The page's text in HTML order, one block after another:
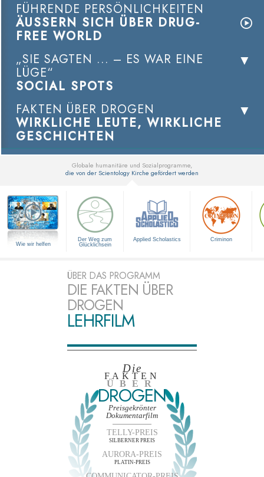
FÜHRENDE PERSÖNLICHKEITEN
ÄUSSERN SICH ÜBER DRUG-
FREE WORLD
„SIE SAGTEN ... – ES WAR EINE
LÜGE“
SOCIAL SPOTS
FAKTEN ÜBER DROGEN
WIRKLICHE LEUTE, WIRKLICHE
GESCHICHTEN
Globale humanitäre und Sozialprogramme,
die von der Scientology Kirche gefördert werden
Wie wir helfen
Der Weg zum
Glücklichsein
Applied Scholastics Criminon
ÜBER DAS PROGRAMM
DIE FAKTEN ÜBER
DROGEN
LEHRFILM
Die
FAKTEN
ÜBER
DROGEN
Preisgekrönter
Dokumentarfilm
TELLY-PREIS
SILBERNER PREIS
AURORA-PREIS
PLATIN-PREIS